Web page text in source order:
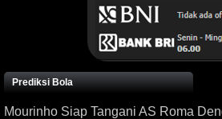
Prediksi Bola
Mourinho Siap Tangani AS Roma